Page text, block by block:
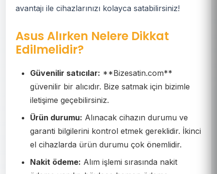
avantajı ile cihazlarınızı kolayca satabilirsiniz!
Asus Alırken Nelere Dikkat
Edilmelidir?
Güvenilir satıcılar: **Bizesatin.com**
güvenilir bir alıcıdır. Bize satmak için bizimle
iletişime geçebilirsiniz.
Ürün durumu: Alınacak cihazın durumu ve
garanti bilgilerini kontrol etmek gereklidir. İkinci
el cihazlarda ürün durumu çok önemlidir.
Nakit ödeme: Alım işlemi sırasında nakit